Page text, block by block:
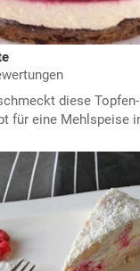
diese
für eine Mehlspeise